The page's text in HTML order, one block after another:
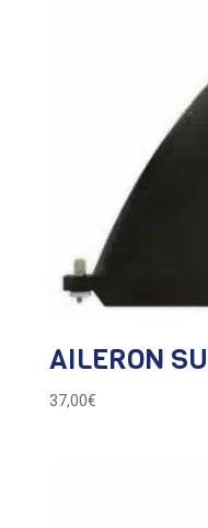
AILERON
37,00€